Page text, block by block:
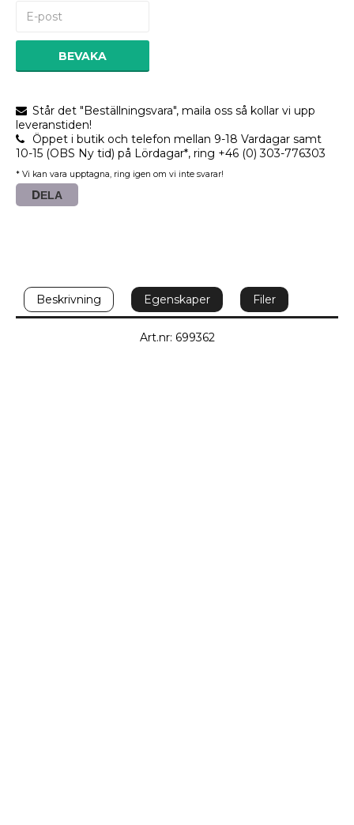
BEVAKA
Står det "Beställningsvara", maila oss så kollar vi upp
leveranstiden!
Öppet i butik och telefon mellan 9-18 Vardagar samt
10-15 (OBS Ny tid) på Lördagar*, ring +46 (0) 303-776303
* Vi kan vara upptagna, ring igen om vi inte svarar!
DELA
Beskrivning Egenskaper Filer
Art.nr: 699362